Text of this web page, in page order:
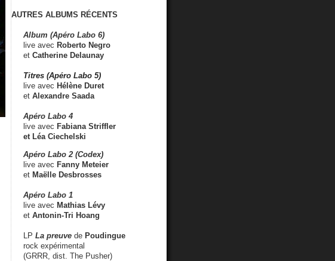
AUTRES ALBUMS RÉCENTS
Album (Apéro Labo 6)
live avec Roberto Negro
et Catherine Delaunay
Titres (Apéro Labo 5)
live avec Hélène Duret
et Alexandre Saada
Apéro Labo 4
live avec Fabiana Striffler
et Léa Ciechelski
Apéro Labo 2 (Codex)
live avec Fanny Meteier
et Maëlle Desbrosses
Apéro Labo 1
live avec Mathias Lévy
et Antonin-Tri Hoang
LP La preuve de Poudingue
rock expérimental
(GRRR, dist. The Pusher)